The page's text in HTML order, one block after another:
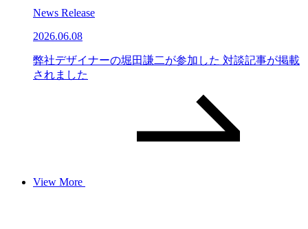
News Release
2026.06.08
弊社デザイナーの堀田謙二が参加した 対談記事が掲載
されました
View More